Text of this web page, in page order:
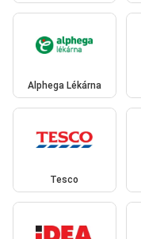
Alphega Lékárna
Tesco